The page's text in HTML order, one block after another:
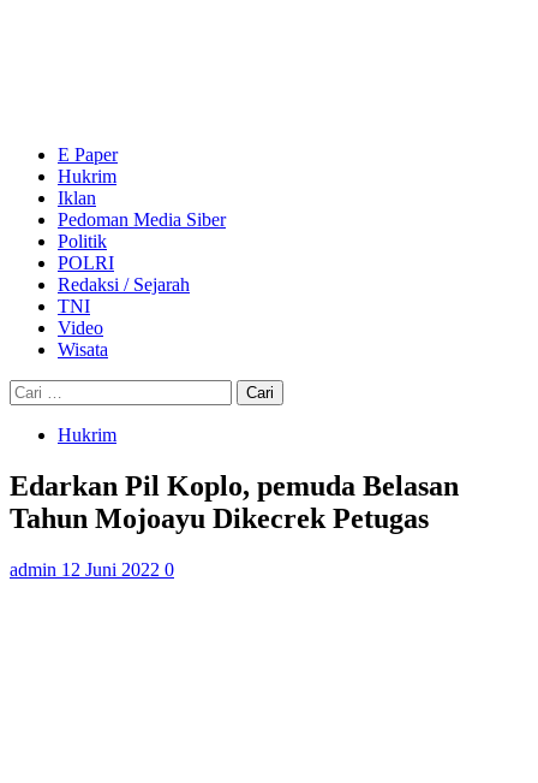
E Paper
Hukrim
Iklan
Pedoman Media Siber
Politik
POLRI
Redaksi / Sejarah
TNI
Video
Wisata
Cari
untuk:
Hukrim
Edarkan Pil Koplo, pemuda Belasan
Tahun Mojoayu Dikecrek Petugas
admin 12 Juni 2022 0